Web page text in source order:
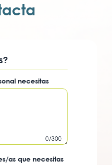
necesitas
0/300
as que necesitas